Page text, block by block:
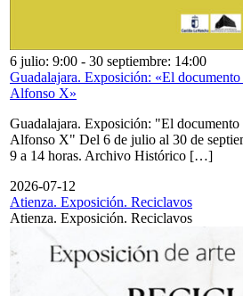
6 julio: 9:00 - 30 septiembre: 14:00
Guadalajara. Exposición: «El
Alfonso X»
Guadalajara. Exposición: "El
Alfonso X" Del 6 de julio al 30 de
9 a 14 horas. Archivo Histórico […]
2026-07-12
Atienza. Exposición. Reciclavos
Atienza. Exposición. Reciclavos